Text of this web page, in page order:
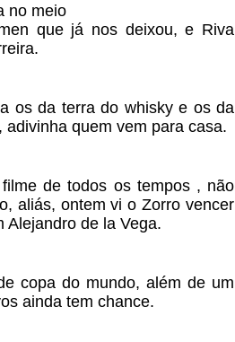
no meio
que já nos deixou, e Riva
os da terra do whisky e os da
quem vem para casa.
de todos os tempos , não
aliás, ontem vi o Zorro vencer
Alejandro de la Vega.
copa do mundo, além de um
ainda tem chance.